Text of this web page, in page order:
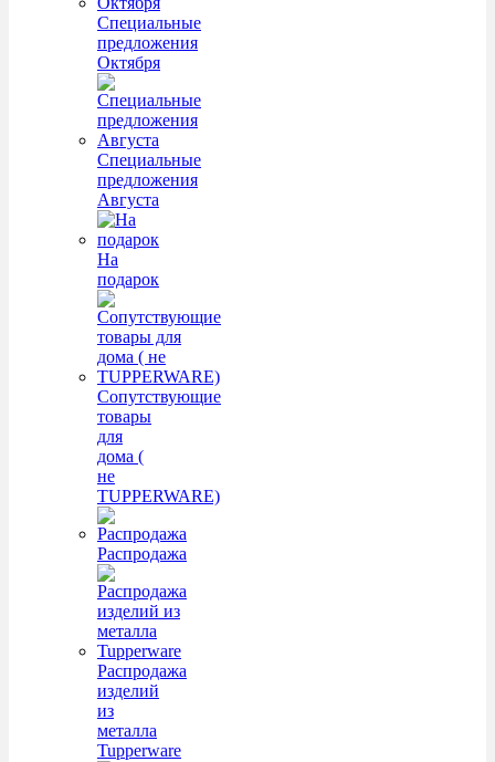
Специальные
предложения
Октября
Специальные
предложения
Августа
На
подарок
Сопутствующие
товары
для
дома (
не
TUPPERWARE)
Распродажа
Распродажа
изделий
из
металла
Tupperware